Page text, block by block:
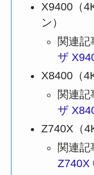
X9400（
ン）
関連記
ザ
X8400（
関連記
ザ
Z740X（
関連記
Z740X